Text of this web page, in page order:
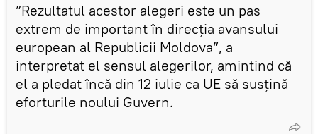
”Rezultatul acestor alegeri este un pas
extrem de important în direcția avansului
european al Republicii Moldova”, a
interpretat el sensul alegerilor, amintind că
el a pledat încă din 12 iulie ca UE să susțină
eforturile noului Guvern.